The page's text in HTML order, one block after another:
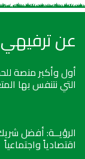
عن ترفيهي
أول وأكبر منصة
التي نتنفس بها
الرؤيــة: أفضل
اقتصادياً واجتماعياً